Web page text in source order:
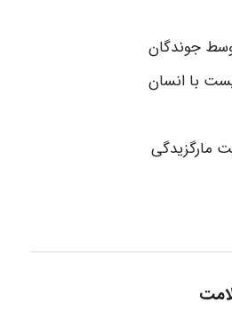
جوندگان
با انسان
مارگزیدگی